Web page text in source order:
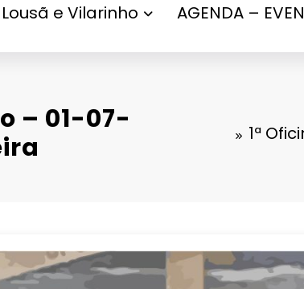
e Vilarinho AGENDA –
– 01-07-
1ª